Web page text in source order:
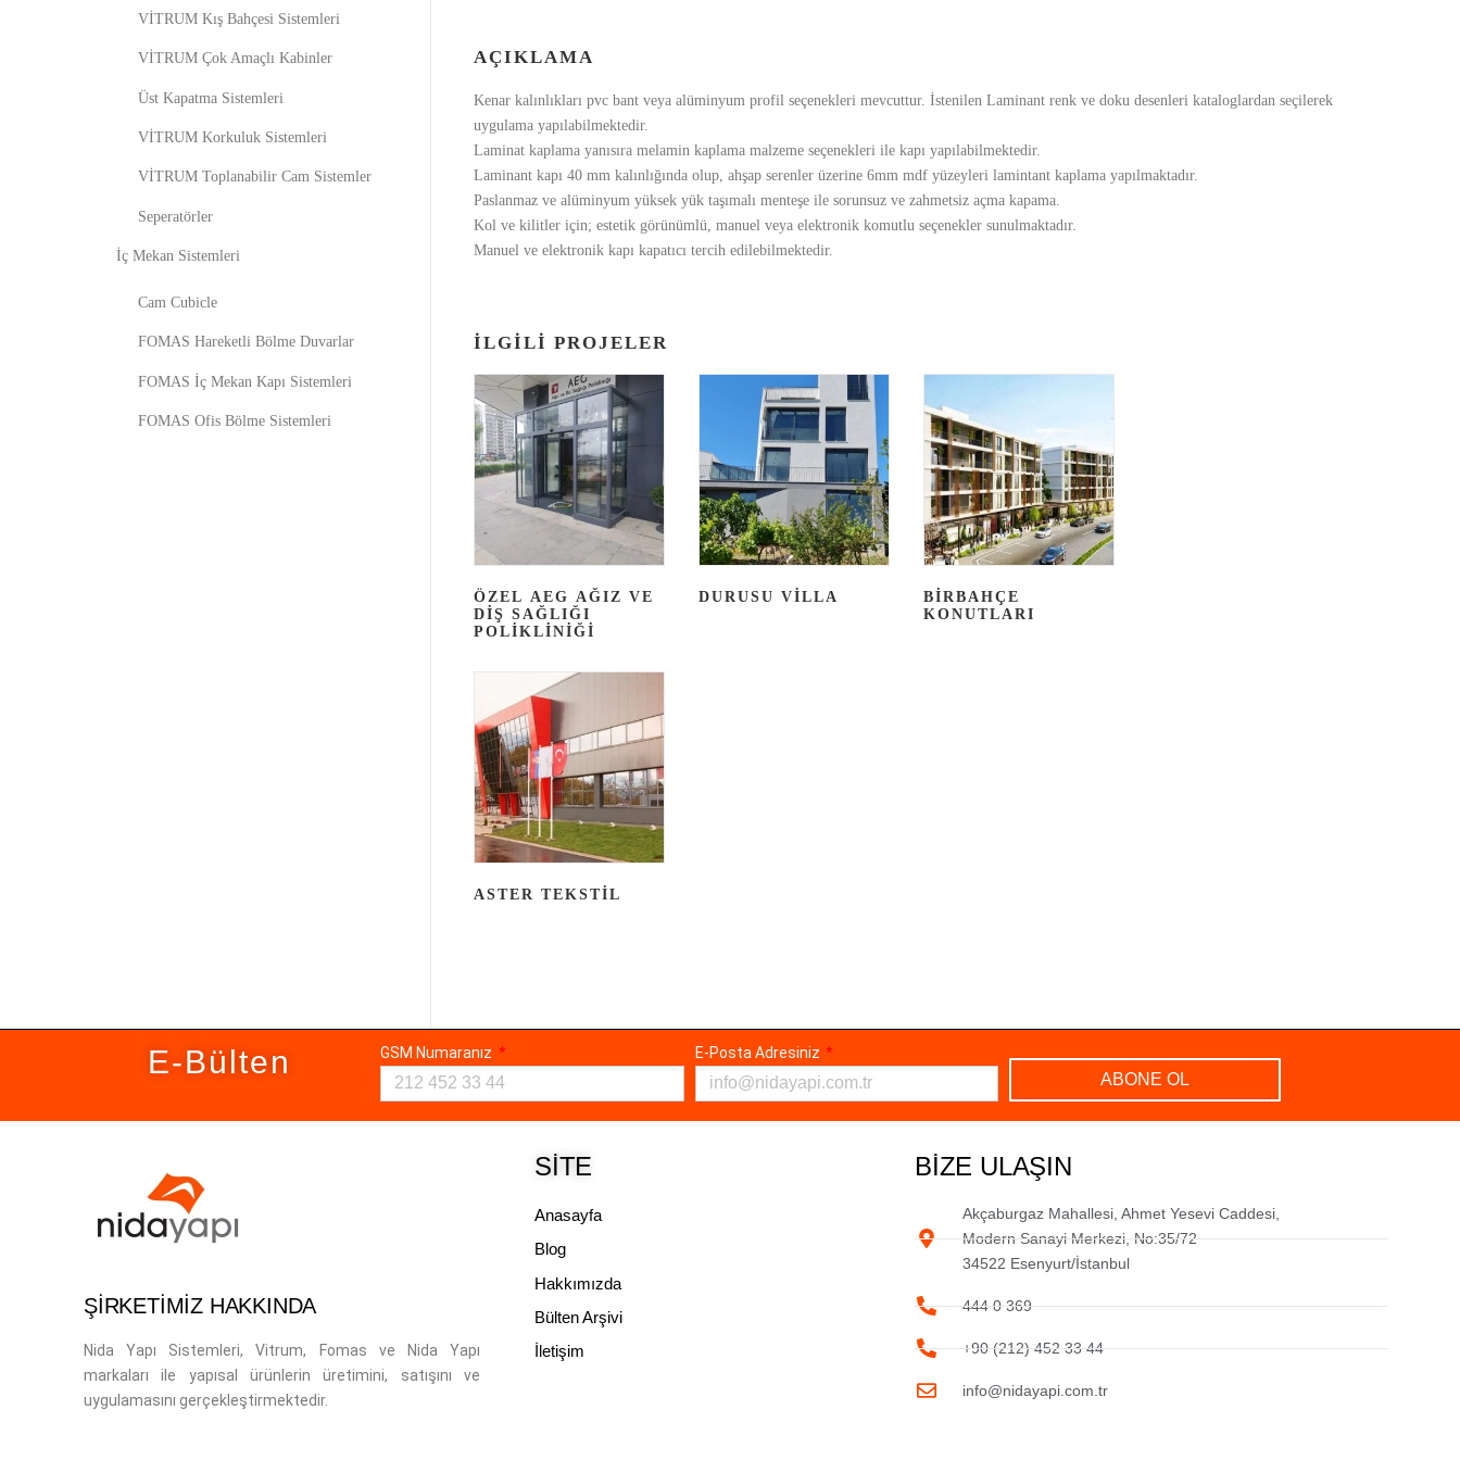
AÇIKLAMA
Kenar kalınlıkları pvc bant veya alüminyum profil seçenekleri mevcuttur. İstenilen Laminant renk ve doku desenleri kataloglardan seçilerek
uygulama yapılabilmektedir.
Laminat kaplama yanısıra melamin kaplama malzeme seçenekleri ile kapı yapılabilmektedir.
Laminant kapı 40 mm kalınlığında olup, ahşap serenler üzerine 6mm mdf yüzeyleri lamintant kaplama yapılmaktadır.
Paslanmaz ve alüminyum yüksek yük taşımalı menteşe ile sorunsuz ve zahmetsiz açma kapama.
Kol ve kilitler için; estetik görünümlü, manuel veya elektronik komutlu seçenekler sunulmaktadır.
Manuel ve elektronik kapı kapatıcı tercih edilebilmektedir.
İLGILI PROJELER
ÖZEL AEG AĞIZ VE
DIŞ SAĞLIĞI
POLIKLINIĞI
DURUSU VILLA
BİRBAHÇE
KONUTLARI
ASTER TEKSTİL
VİTRUM Kış Bahçesi Sistemleri
VİTRUM Çok Amaçlı Kabinler
Üst Kapatma Sistemleri
VİTRUM Korkuluk Sistemleri
VİTRUM Toplanabilir Cam Sistemler
Seperatörler
İç Mekan Sistemleri
Cam Cubicle
FOMAS Hareketli Bölme Duvarlar
FOMAS İç Mekan Kapı Sistemleri
FOMAS Ofis Bölme Sistemleri
E-Bülten GSM Numaranız E-Posta Adresiniz
ABONE OL
ŞİRKETİMİZ HAKKINDA
Nida Yapı Sistemleri, Vitrum, Fomas ve Nida Yapı
markaları ile yapısal ürünlerin üretimini, satışını ve
uygulamasını gerçekleştirmektedir.
SITE
Anasayfa
Blog
Hakkımızda
Bülten Arşivi
İletişim
BIZE ULAŞIN
Akçaburgaz Mahallesi, Ahmet Yesevi Caddesi,
Modern Sanayi Merkezi, No:35/72
34522 Esenyurt/İstanbul
444 0 369
+90 (212) 452 33 44
info@nidayapi.com.tr